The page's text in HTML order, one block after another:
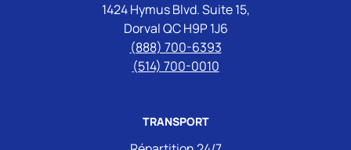
1424 Hymus Blvd. Suite 15,
Dorval QC H9P 1J6
(888) 700-6393
(514) 700-0010
TRANSPORT